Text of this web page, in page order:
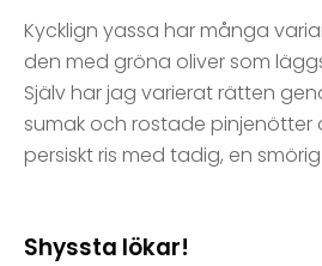
Kycklign yassa har många
den med gröna oliver som
Själv har jag varierat rätten
sumak och rostade pinjenötter
persiskt ris med tadig, en
Shyssta lökar!